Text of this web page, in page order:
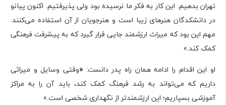
تهران بدهیم. این کار به فکر ما نرسیده بود ولی پذیرفتیم. اکنون پیانو
در دانشکدگان هنرهای زیبا است و هنرجویان از آن استفاده می‌کنند.
مهم این بود که میراث ارزشمند جایی قرار گیرد که به پیشرفت فرهنگی
کمک کند.»
او این اقدام را ادامه همان راه پدر دانست: «وقتی وسایل و میراثی
داریم که می‌تواند به رشد فرهنگ کمک کند، باید آن را به مراکز
آموزشی بسپاریم؛ این ارزشمندتر از نگهداری شخصی است.»